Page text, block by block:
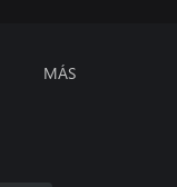
MÁS